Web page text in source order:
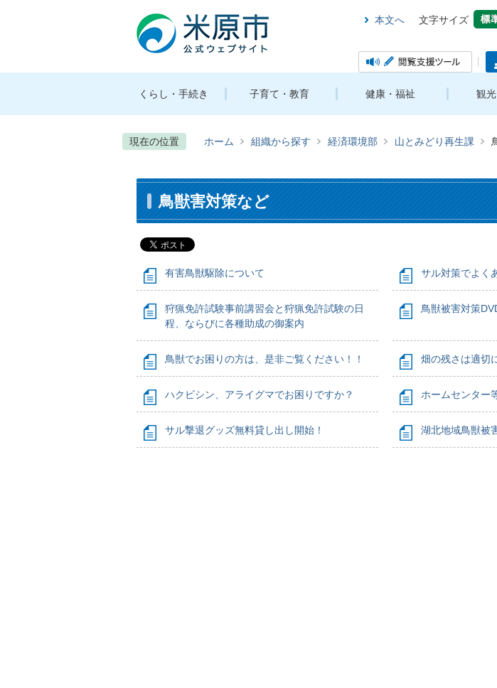
本文へ 文字サイズ
くらし・手続き 子育て・教育 健康・福祉 観
現在の位置 ホーム 組織から探す 経済環境部 山とみどり再生課
鳥獣害対策など
有害鳥獣駆除について サル対策でよく
狩猟免許試験事前講習会と狩猟免許試験の日
程、ならびに各種助成の御案内
鳥獣被害対策
鳥獣でお困りの方は、是非ご覧ください！！ 畑の残さは適切
ハクビシン、アライグマでお困りですか？ ホームセンター
サル撃退グッズ無料貸し出し開始！ 湖北地域鳥獣被